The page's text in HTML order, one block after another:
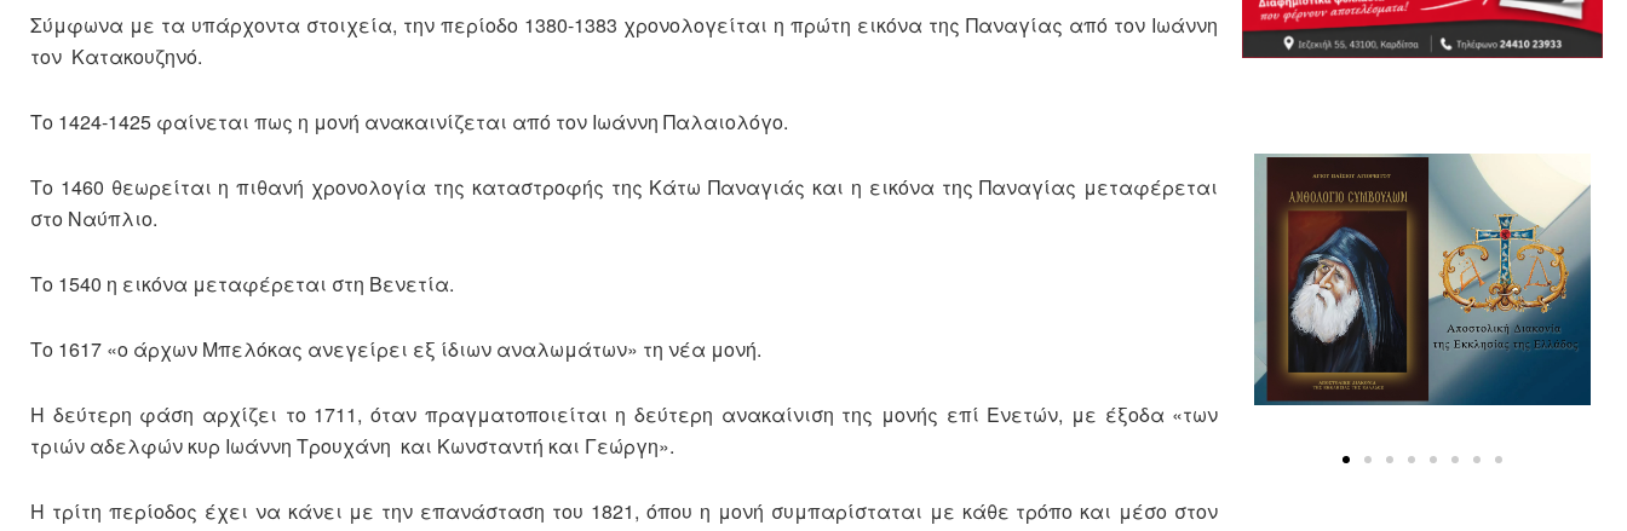
Σύμφωνα με τα υπάρχοντα στοιχεία, την περίοδο 1380-1383 χρονολογείται η πρώτη εικόνα της Παναγίας από τον Ιωάννη
τον Κατακουζηνό.
Το 1424-1425 φαίνεται πως η μονή ανακαινίζεται από τον Ιωάννη Παλαιολόγο.
Το 1460 θεωρείται η πιθανή χρονολογία της καταστροφής της Κάτω Παναγιάς και η εικόνα της Παναγίας μεταφέρεται
στο Ναύπλιο.
Το 1540 η εικόνα μεταφέρεται στη Βενετία.
Το 1617 «ο άρχων Μπελόκας ανεγείρει εξ ίδιων αναλωμάτων» τη νέα μονή.
Η δεύτερη φάση αρχίζει το 1711, όταν πραγματοποιείται η δεύτερη ανακαίνιση της μονής επί Ενετών, με έξοδα «των
τριών αδελφών κυρ Ιωάννη Τρουχάνη και Κωνσταντή και Γεώργη».
Η τρίτη περίοδος έχει να κάνει με την επανάσταση του 1821, όπου η μονή συμπαρίσταται με κάθε τρόπο και μέσο στον